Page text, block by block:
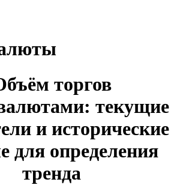
торгов
текущие
и исторические
для определения
тренда